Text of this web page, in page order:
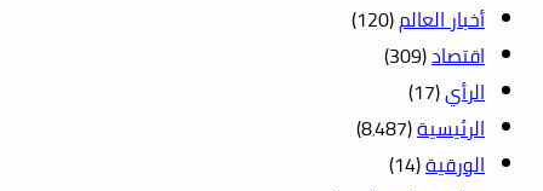
أخبار العالم(120)
اقتصاد(309)
الرأي(17)
الرئيسية(8٬487)
الورقية(14)